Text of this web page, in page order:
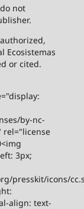
not
Ecosistemas
or cited.
by-nc-
rel="license
3px;
presskit/icons/
align: text-